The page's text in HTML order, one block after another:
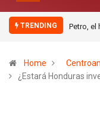
TRENDING
que nunca se arrodillóLa
Home
¿Estará Honduras